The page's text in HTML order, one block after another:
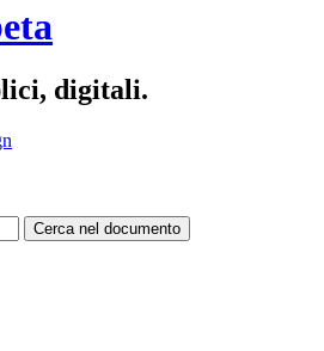
digitali.
Cerca nel documento